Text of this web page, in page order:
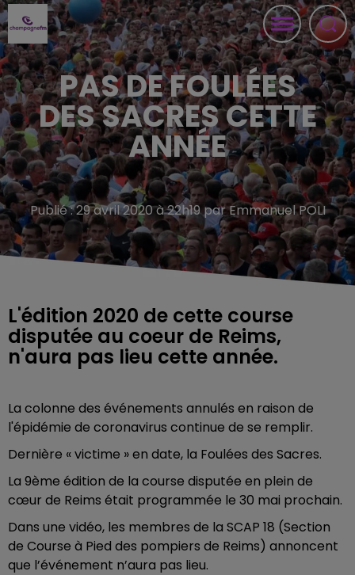
PAS DE FOULÉES
DES SACRES CETTE
ANNÉE
Publié : 29 avril 2020 à 22h19 par Emmanuel POLI
L'édition 2020 de cette course
disputée au coeur de Reims,
n'aura pas lieu cette année.
La colonne des événements annulés en raison de
l'épidémie de coronavirus continue de se remplir.
Dernière « victime » en date, la Foulées des Sacres.
La 9ème édition de la course disputée en plein de
cœur de Reims était programmée le 30 mai prochain.
Dans une vidéo, les membres de la SCAP 18 (Section
de Course à Pied des pompiers de Reims) annoncent
que l’événement n’aura pas lieu.